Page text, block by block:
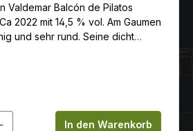
Valdemar Balcón de Pilatos
2022 mit 14,5 % vol. Am Gaumen
und sehr rund. Seine dicht
sind mundfüllend und besitzen
um trocken und elegant
Gib den
In den Warenkorb